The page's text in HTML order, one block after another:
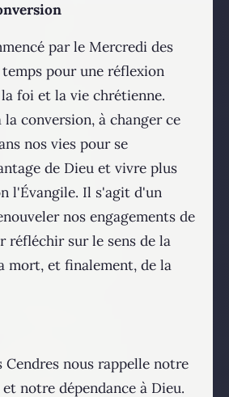
par le Mercredi des
pour une réflexion
foi et la vie chrétienne.
la conversion, à changer ce
nos vies pour se
de Dieu et vivre plus
l'Évangile. Il s'agit d'un
nos engagements de
réfléchir sur le sens de la
mort, et finalement, de la
Cendres nous rappelle notre
notre dépendance à Dieu.